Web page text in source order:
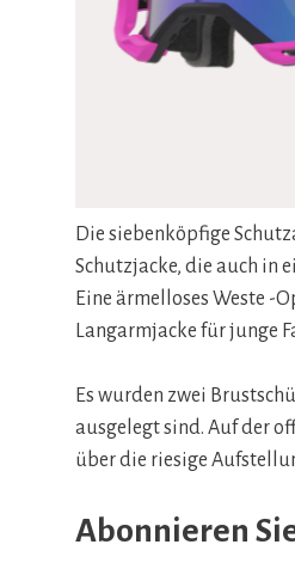
Die siebenköpfige
Schutzjacke, die auch in
Eine ärmelloses Weste -
Langarmjacke für junge
Es wurden zwei
ausgelegt sind. Auf der
über die riesige
Abonnieren